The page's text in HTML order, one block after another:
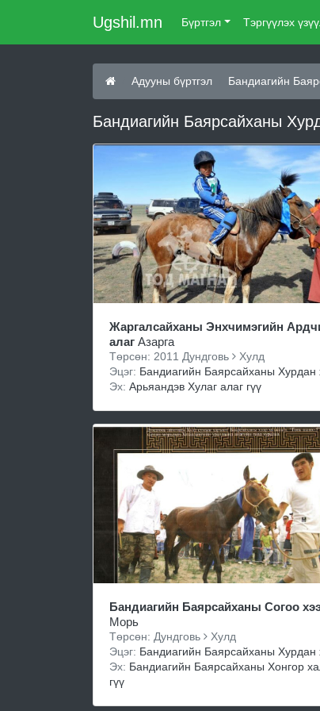
Ugshil.mn Бүртгэл Тэргүүлэх
Адууны бүртгэл Бандиагийн
Бандиагийн Баярсайханы
Жаргалсайханы Энхчимэгийн
алаг Азарга
Төрсөн: 2011 Дундговь
Хулд
Эцэг: Бандиагийн Баярсайханы Хурдан
Эх: Арьяандэв Хулаг алаг гүү
Бандиагийн Баярсайханы Согоо
Морь
Төрсөн: Дундговь
Хулд
Эцэг: Бандиагийн Баярсайханы Хурдан
Эх: Бандиагийн Баярсайханы Хонгор
гүү